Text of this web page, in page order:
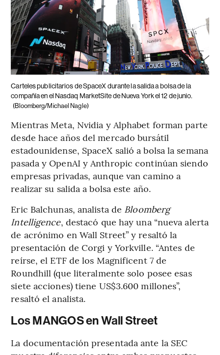
Carteles publicitarios de SpaceX durante la salida a bolsa de la
compañía en el Nasdaq MarketSite de Nueva York el 12 de junio.
(Bloomberg/Michael Nagle)
Mientras Meta, Nvidia y Alphabet forman parte
desde hace años del mercado bursátil
estadounidense, SpaceX salió a bolsa la semana
pasada y OpenAI y Anthropic continúan siendo
empresas privadas, aunque van camino a
realizar su salida a bolsa este año.
Eric Balchunas, analista de Bloomberg
Intelligence, destacó que hay una “nueva alerta
de acrónimo en Wall Street” y resaltó la
presentación de Corgi y Yorkville. “Antes de
reírse, el ETF de los Magnificent 7 de
Roundhill (que literalmente solo posee esas
siete acciones) tiene US$3.600 millones”,
resaltó el analista.
Los MANGOS en Wall Street
La documentación presentada ante la SEC